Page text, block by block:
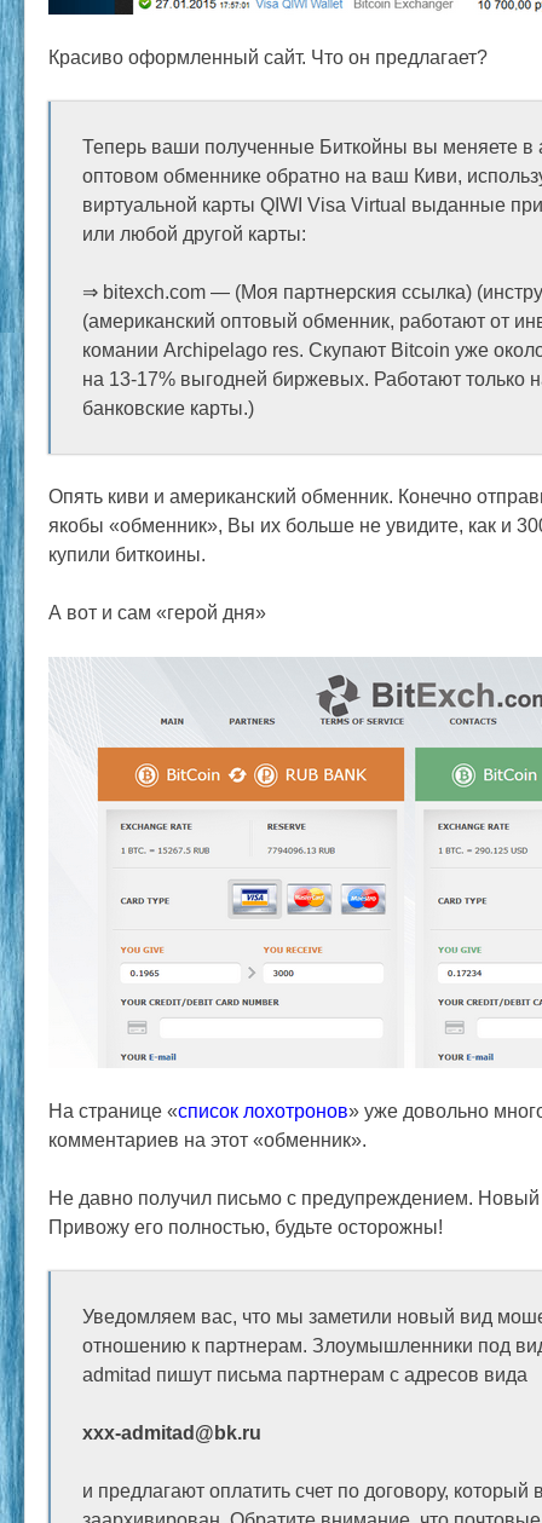
Красиво оформленный сайт. Что он предлагает?
Теперь ваши полученные Биткойны вы меняете в
оптовом обменнике обратно на ваш Киви,
виртуальной карты QIWI Visa Virtual выданные
или любой другой карты:
⇒ bitexch.com — (Моя партнерския ссылка)
(американский оптовый обменник, работают от
комании Archipelago res. Скупают Bitcoin уже
на 13-17% выгодней биржевых. Работают только
банковские карты.)
Опять киви и американский обменник. Конечно
якобы «обменник», Вы их больше не увидите, как и
купили биткоины.
А вот и сам «герой дня»
На странице «список лохотронов» уже довольно
комментариев на этот «обменник».
Не давно получил письмо с предупреждением.
Привожу его полностью, будьте осторожны!
Уведомляем вас, что мы заметили новый вид
отношению к партнерам. Злоумышленники под
admitad пишут письма партнерам с адресов вида
xxx-admitad@bk.ru
и предлагают оплатить счет по договору, который